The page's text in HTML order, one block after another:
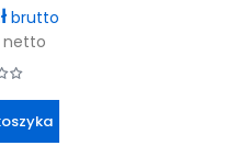
brutto
netto